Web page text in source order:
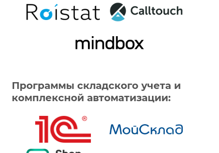
Программы складского учета и
комплексной автоматизации: